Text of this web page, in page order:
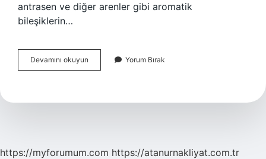
antrasen ve diğer arenler gibi aromatik
bileşiklerin…
Devamını okuyun
Bileşiği
Mı
Yorum Bırak
https://myforumum.com https://atanurnakliyat.com.tr